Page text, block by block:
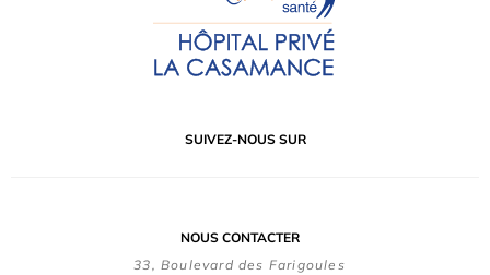
SUIVEZ-NOUS SUR
NOUS CONTACTER
33, Boulevard des Farigoules